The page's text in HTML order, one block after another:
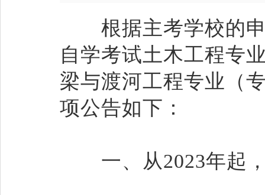
根据主考学校的申
自学考试土木工程专
梁与渡河工程专业（
项公告如下：
一、从2023年起，